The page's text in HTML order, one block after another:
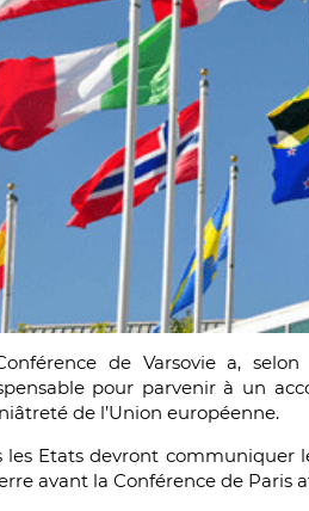
de Varsovie a,
pour parvenir à un
de l’Union européenne.
les Etats devront
avant la Conférence de Paris